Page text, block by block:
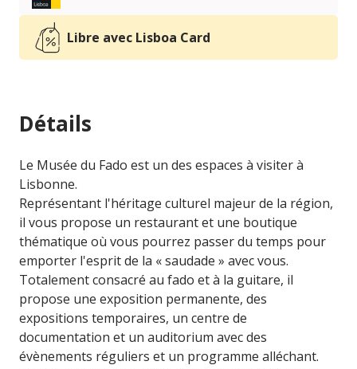
Libre avec Lisboa Card
Détails
Le Musée du Fado est un des espaces à visiter à
Lisbonne.
Représentant l'héritage culturel majeur de la région,
il vous propose un restaurant et une boutique
thématique où vous pourrez passer du temps pour
emporter l'esprit de la « saudade » avec vous.
Totalement consacré au fado et à la guitare, il
propose une exposition permanente, des
expositions temporaires, un centre de
documentation et un auditorium avec des
évènements réguliers et un programme alléchant.